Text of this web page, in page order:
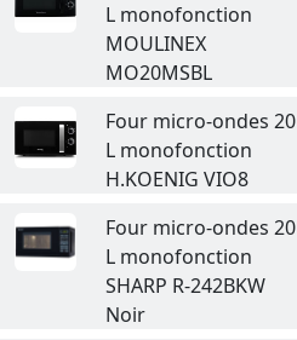
L monofonction
MOULINEX
MO20MSBL
Four micro-ondes 20
L monofonction
H.KOENIG VIO8
Four micro-ondes 20
L monofonction
SHARP R-242BKW
Noir